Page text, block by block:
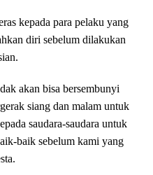
kepada para pelaku yang
diri sebelum dilakukan
akan bisa bersembunyi
siang dan malam untuk
saudara-saudara untuk
baik sebelum kami yang